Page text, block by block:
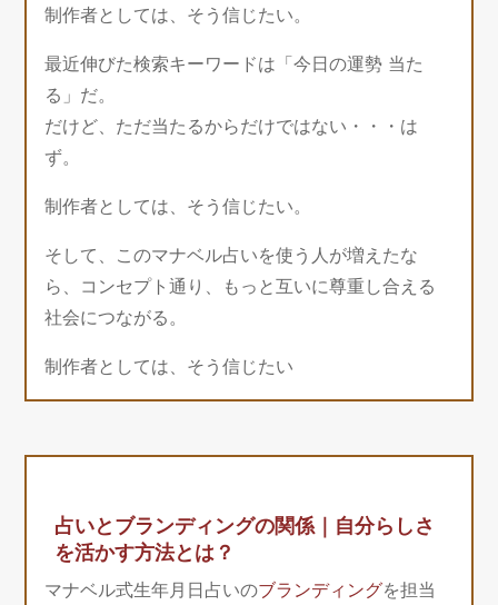
制作者としては、そう信じたい。
最近伸びた検索キーワードは「今日の運勢 当た
る」だ。
だけど、ただ当たるからだけではない・・・は
ず。
制作者としては、そう信じたい。
そして、このマナベル占いを使う人が増えたな
ら、コンセプト通り、もっと互いに尊重し合える
社会につながる。
制作者としては、そう信じたい
占いとブランディングの関係｜自分らしさ
を活かす方法とは？
マナベル式生年月日占いのブランディングを担当